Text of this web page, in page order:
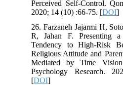
Perceived Self-Control.
2020; 14 (10) :66-75. [DOI
26. Farzaneh Jajarmi H,
R, Jahan F. Presenting
Tendency to High-Risk
Religious Attitude and
Mediated by Time
Psychology Research.
[DOI